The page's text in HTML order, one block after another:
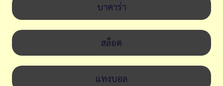
บาคาร่า
สล็อต
แทงบอล